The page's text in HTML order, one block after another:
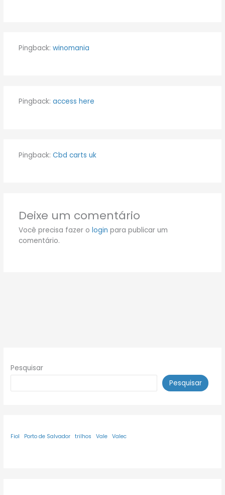
Pingback: winomania
Pingback: access here
Pingback: Cbd carts uk
Deixe um comentário
Você precisa fazer o login para publicar um
comentário.
Pesquisar
Pesquisar
Fiol Porto de Salvador trilhos Vale Valec